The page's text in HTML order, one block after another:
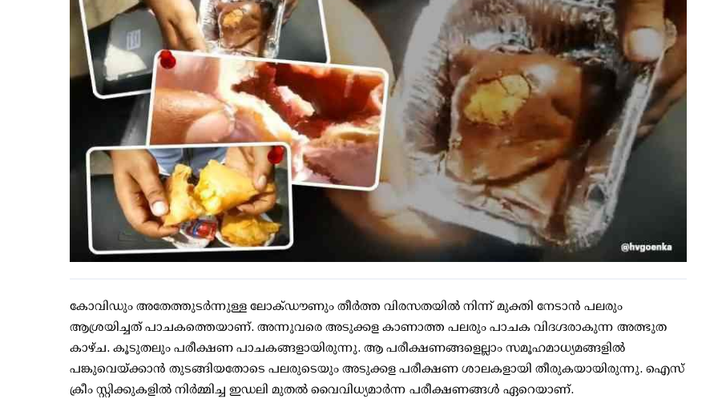
കോവിഡും അതേത്തുടര്‍ന്നുള്ള ലോക്ഡൗണും തീര്‍ത്ത വിരസതയില്‍ നിന്ന് മുക്തി നേടാന്‍ പലരും
ആശ്രയിച്ചത് പാചകത്തെയാണ്. അന്നുവരെ അടുക്കള കാണാത്ത പലരും പാചക വിദഗ്ദരാകുന്ന അത്ഭുത
കാഴ്ച. കൂടുതലും പരീക്ഷണ പാചകങ്ങളായിരുന്നു. ആ പരീക്ഷണങ്ങളെല്ലാം സമൂഹമാധ്യമങ്ങളില്‍
പങ്കുവെയ്ക്കാന്‍ തുടങ്ങിയതോടെ പലരുടെയും അടുക്കള പരീക്ഷണ ശാലകളായി തീരുകയായിരുന്നു. ഐസ്
ക്രീം സ്റ്റിക്കുകളില്‍ നിര്‍മ്മിച്ച ഇഡലി മുതല്‍ വൈവിധ്യമാര്‍ന്ന പരീക്ഷണങ്ങള്‍ ഏറെയാണ്.